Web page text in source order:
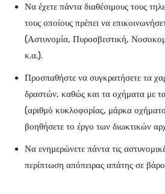
Να έχετε πάντα διαθέσιμους τους
τους οποίους πρέπει να
(Αστυνομία, Πυροσβεστική,
κ.α.).
Προσπαθήστε να συγκρατήσετε τα
δραστών, καθώς και τα οχήματα με
(αριθμό κυκλοφορίας, μάρκα
βοηθήσετε το έργο των διωκτικών
Να ενημερώνετε πάντα τις
περίπτωση απόπειρας απάτης σε